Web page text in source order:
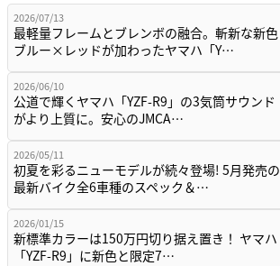
2026/07/13
最軽量フレームとブレンボの融合。斬新な新色
ブルー×レッドが加わったヤマハ「Y…
2026/06/10
公道で輝くヤマハ「YZF-R9」の3気筒サウンド
がより上質に。安心のJMCA…
2026/05/11
初夏を彩るニューモデルが続々登場! 5月発売の
最新バイク全6車種のスペック＆…
2026/01/15
新標準カラーは150万円切り据え置き！ ヤマハ
「YZF-R9」に新色と限定7…